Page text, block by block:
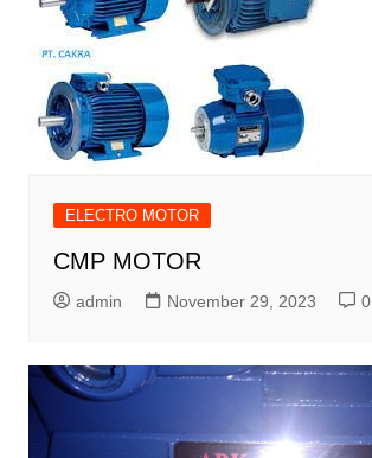
ELECTRO MOTOR
CMP MOTOR
admin November 29, 2023 0